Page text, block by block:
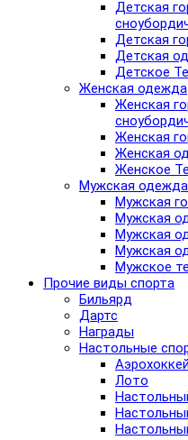
Детская
Детская
Детская
Детское
Женская одежда
Женская
Женская
Женская
Женское
Мужская одежда
Мужская
Мужская
Мужская
Мужская
Мужское
Прочие виды спорта
Бильярд
Дартс
Награды
Настольные
Аэрохоккей
Лото